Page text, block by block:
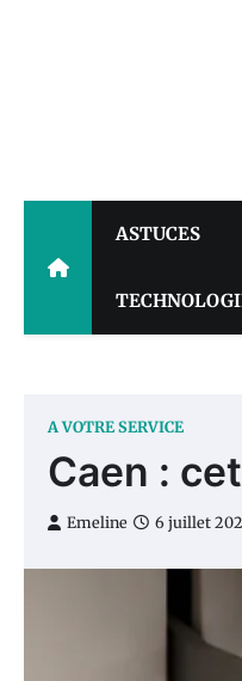
ASTUCES
A VOTRE SERVICE
Caen :
Emeline 6 juillet